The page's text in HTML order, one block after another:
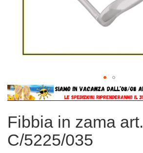
Vai
all'inizio
galleria
di
immagini
Fibbia in zama art.
C/5225/035